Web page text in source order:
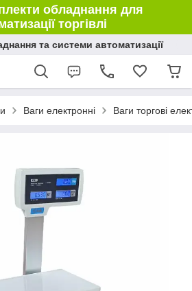
обладнання для
торгівлі
та системи автоматизації
Ваги електронні Ваги торгові